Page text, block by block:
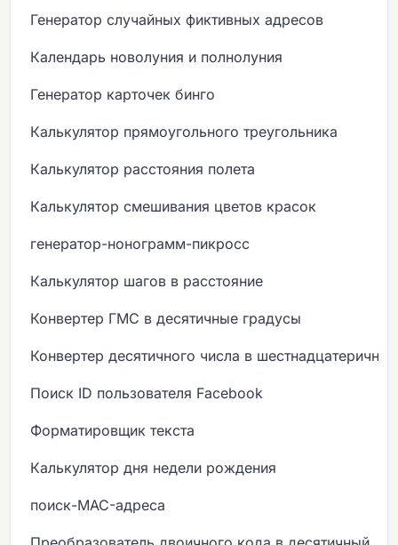
Генератор случайных фиктивных адресов
Календарь новолуния и полнолуния
Генератор карточек бинго
Калькулятор прямоугольного треугольника
Калькулятор расстояния полета
Калькулятор смешивания цветов красок
генератор-нонограмм-пикросс
Калькулятор шагов в расстояние
Конвертер ГМС в десятичные градусы
Конвертер десятичного числа в шестнадцатеричный
Поиск ID пользователя Facebook
Форматировщик текста
Калькулятор дня недели рождения
поиск-MAC-адреса